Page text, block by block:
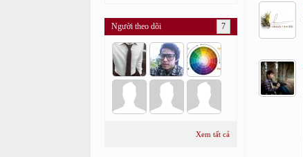
Người theo dõi 7
Xem tất cả